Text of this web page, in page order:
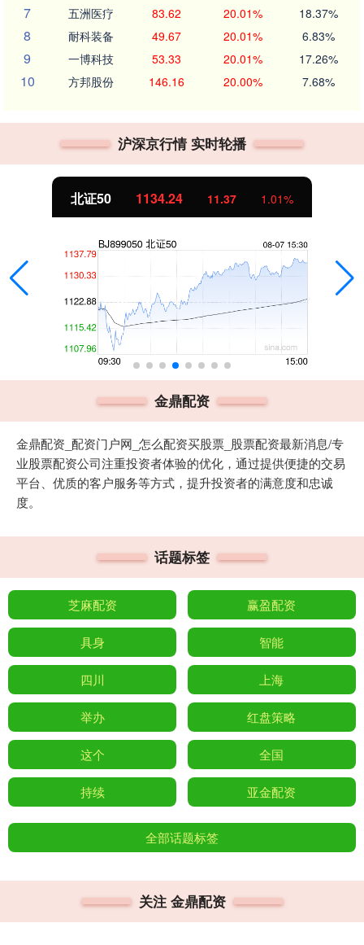
7 五洲医疗 83.62 20.01% 18.37%
8 耐科装备 49.67 20.01% 6.83%
9 一博科技 53.33 20.01% 17.26%
10 方邦股份 146.16 20.00% 7.68%
沪深京行情 实时轮播
北证50 1134.24 11.37 1.01%
金鼎配资
金鼎配资_配资门户网_怎么配资买股票_股票配资最新消息/专
业股票配资公司注重投资者体验的优化，通过提供便捷的交易
平台、优质的客户服务等方式，提升投资者的满意度和忠诚
度。
话题标签
芝麻配资 赢盈配资
具身 智能
四川 上海
举办 红盘策略
这个 全国
持续 亚金配资
全部话题标签
关注 金鼎配资